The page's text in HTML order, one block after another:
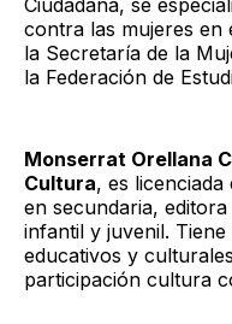
contra las mujeres
la Secretaría de la
la Federación de
Monserrat Orellana
Cultura, es
en secundaria,
infantil y juvenil.
educativos y
participación cultura